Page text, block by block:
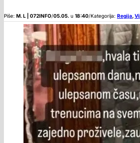
Piše: M. L | 072INFO/05.05. u 18:40/Kategorija: Regija,